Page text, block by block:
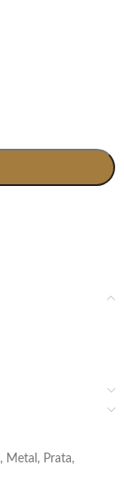
, Metal , Prata,